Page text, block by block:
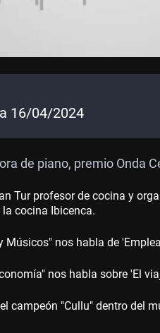
16/04/2024
de piano, premio Onda
Tur profesor de cocina y
cocina Ibicenca.
nos habla de
nos habla sobre 'El
campeón "Cullu" dentro del